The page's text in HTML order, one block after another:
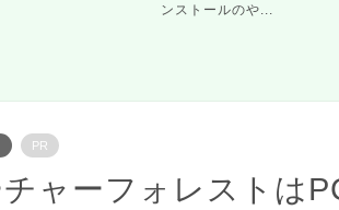
り方(キーボー...
PR
ャーフォレストは